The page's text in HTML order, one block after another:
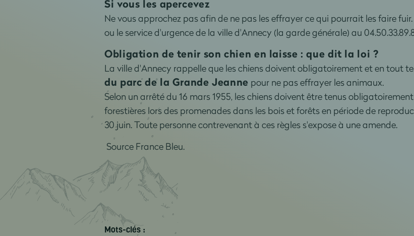
Si vous les apercevez
Ne vous approchez pas afin de ne pas les effrayer ce qui pourrait les faire
ou le service d'urgence de la ville d'Annecy (la garde générale) au
Obligation de tenir son chien en laisse : que dit la loi ?
La ville d'Annecy rappelle que les chiens doivent obligatoirement et en tout
du parc de la Grande Jeanne pour ne pas effrayer les animaux.
Selon un arrêté du 16 mars 1955, les chiens doivent être tenus
forestières lors des promenades dans les bois et forêts en période de
30 juin. Toute personne contrevenant à ces règles s'expose à une amende.
Source France Bleu.
Mots-clés :